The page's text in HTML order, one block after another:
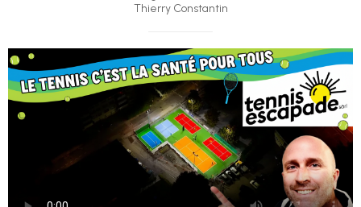
Thierry Constantin